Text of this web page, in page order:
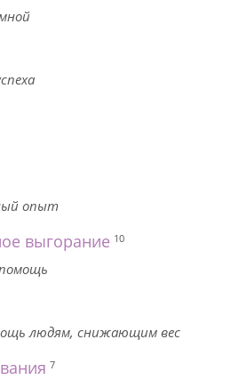
опыт
выгорание 10
людям, снижающим вес
7